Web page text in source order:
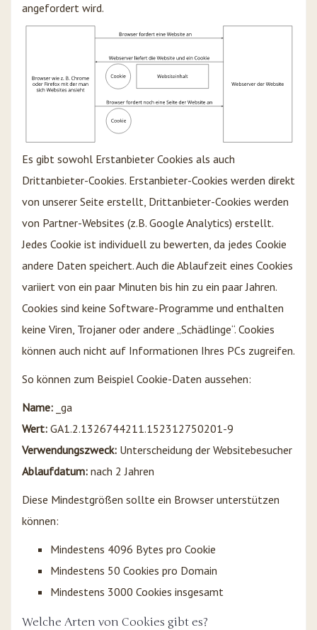
angefordert wird.
Es gibt sowohl Erstanbieter Cookies als auch
Drittanbieter-Cookies. Erstanbieter-Cookies werden direkt
von unserer Seite erstellt, Drittanbieter-Cookies werden
von Partner-Websites (z.B. Google Analytics) erstellt.
Jedes Cookie ist individuell zu bewerten, da jedes Cookie
andere Daten speichert. Auch die Ablaufzeit eines Cookies
variiert von ein paar Minuten bis hin zu ein paar Jahren.
Cookies sind keine Software-Programme und enthalten
keine Viren, Trojaner oder andere „Schädlinge“. Cookies
können auch nicht auf Informationen Ihres PCs zugreifen.
So können zum Beispiel Cookie-Daten aussehen:
Name: _ga
Wert: GA1.2.1326744211.152312750201-9
Verwendungszweck: Unterscheidung der Websitebesucher
Ablaufdatum: nach 2 Jahren
Diese Mindestgrößen sollte ein Browser unterstützen
können:
Mindestens 4096 Bytes pro Cookie
Mindestens 50 Cookies pro Domain
Mindestens 3000 Cookies insgesamt
Welche Arten von Cookies gibt es?